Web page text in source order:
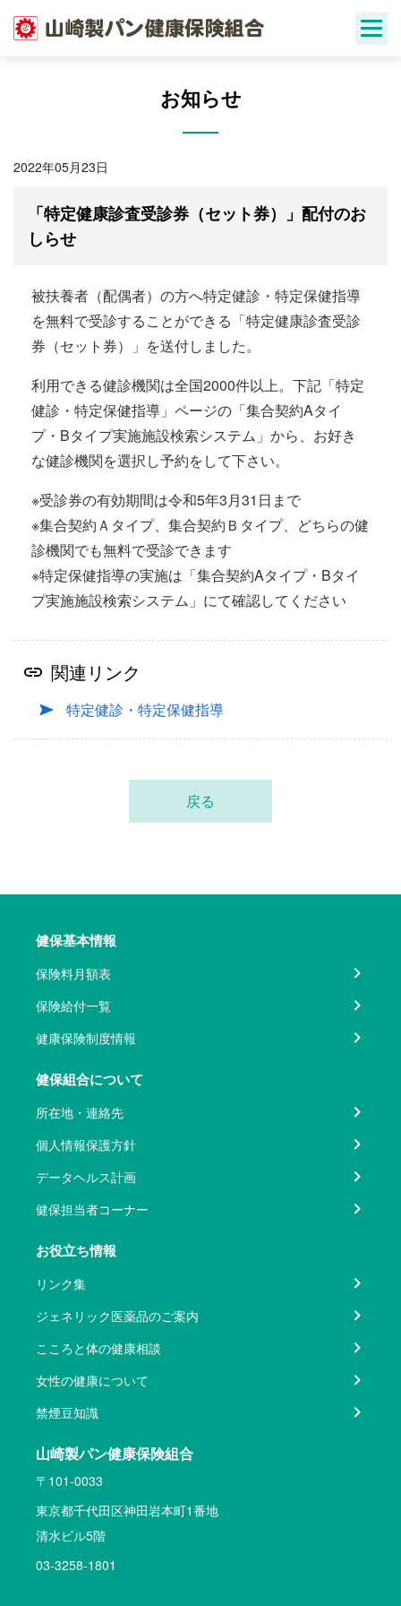
お知らせ
2022年05月23日
「特定健康診査受診券（セット券）」配付のお
しらせ
被扶養者（配偶者）の方へ特定健診・特定保健指導
を無料で受診することができる「特定健康診査受診
券（セット券）」を送付しました。
利用できる健診機関は全国2000件以上。下記「特定
健診・特定保健指導」ページの「集合契約Aタイ
プ・Bタイプ実施施設検索システム」から、お好き
な健診機関を選択し予約をして下さい。
※受診券の有効期間は令和5年3月31日まで
※集合契約Ａタイプ、集合契約Ｂタイプ、どちらの健
診機関でも無料で受診できます
※特定保健指導の実施は「集合契約Aタイプ・Bタイ
プ実施施設検索システム」にて確認してください
関連リンク
特定健診・特定保健指導
戻る
健保基本情報
保険料月額表
保険給付一覧
健康保険制度情報
健保組合について
所在地・連絡先
個人情報保護方針
データヘルス計画
健保担当者コーナー
お役立ち情報
リンク集
ジェネリック医薬品のご案内
こころと体の健康相談
女性の健康について
禁煙豆知識
山崎製パン健康保険組合
〒101-0033
東京都千代田区神田岩本町1番地
清水ビル5階
03-3258-1801